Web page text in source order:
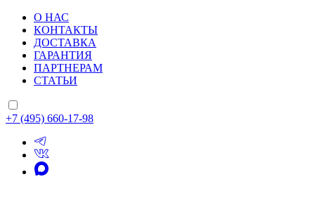
О НАС
КОНТАКТЫ
ДОСТАВКА
ГАРАНТИЯ
ПАРТНЕРАМ
СТАТЬИ
+7 (495) 660-17-98